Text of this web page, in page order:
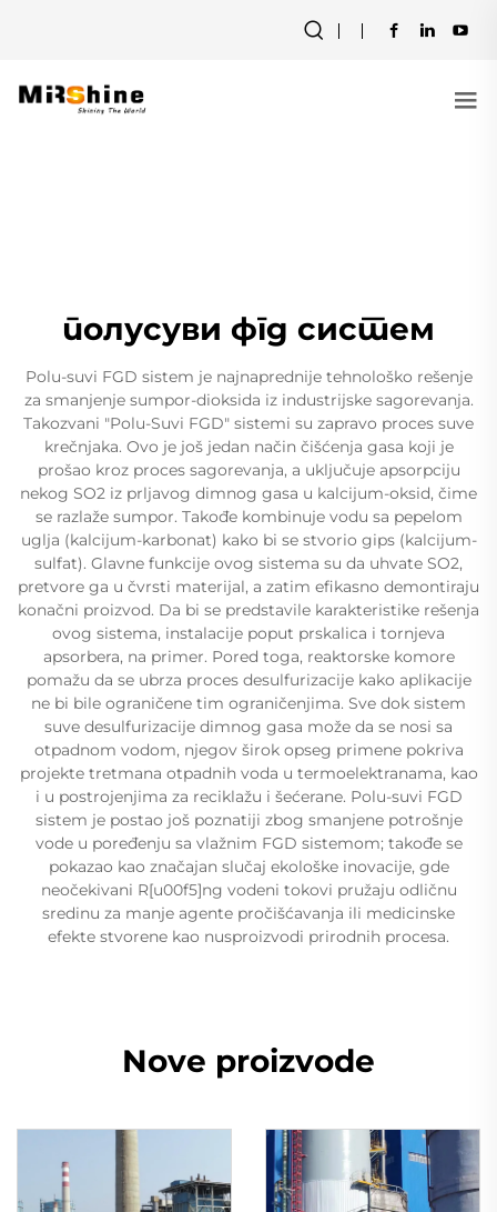
полусуви фгд систем
Polu-suvi FGD sistem je najnaprednije tehnološko rešenje
za smanjenje sumpor-dioksida iz industrijske sagorevanja.
Takozvani "Polu-Suvi FGD" sistemi su zapravo proces suve
krečnjaka. Ovo je još jedan način čišćenja gasa koji je
prošao kroz proces sagorevanja, a uključuje apsorpciju
nekog SO2 iz prljavog dimnog gasa u kalcijum-oksid, čime
se razlaže sumpor. Takođe kombinuje vodu sa pepelom
uglja (kalcijum-karbonat) kako bi se stvorio gips (kalcijum-
sulfat). Glavne funkcije ovog sistema su da uhvate SO2,
pretvore ga u čvrsti materijal, a zatim efikasno demontiraju
konačni proizvod. Da bi se predstavile karakteristike rešenja
ovog sistema, instalacije poput prskalica i tornjeva
apsorbera, na primer. Pored toga, reaktorske komore
pomažu da se ubrza proces desulfurizacije kako aplikacije
ne bi bile ograničene tim ograničenjima. Sve dok sistem
suve desulfurizacije dimnog gasa može da se nosi sa
otpadnom vodom, njegov širok opseg primene pokriva
projekte tretmana otpadnih voda u termoelektranama, kao
i u postrojenjima za reciklažu i šećerane. Polu-suvi FGD
sistem je postao još poznatiji zbog smanjene potrošnje
vode u poređenju sa vlažnim FGD sistemom; takođe se
pokazao kao značajan slučaj ekološke inovacije, gde
neočekivani R[u00f5]ng vodeni tokovi pružaju odličnu
sredinu za manje agente pročišćavanja ili medicinske
efekte stvorene kao nusproizvodi prirodnih procesa.
Nove proizvode